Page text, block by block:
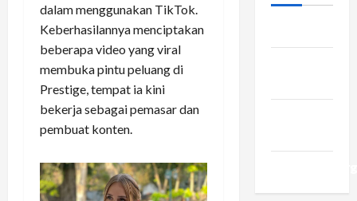
dalam menggunakan TikTok.
Keberhasilannya menciptakan
beberapa video yang viral
membuka pintu peluang di
Prestige, tempat ia kini
bekerja sebagai pemasar dan
pembuat konten.